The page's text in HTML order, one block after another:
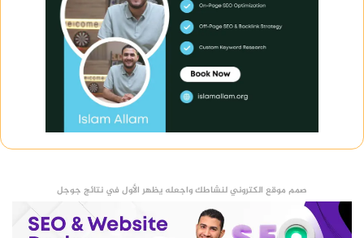
صمم موقع الكتروني لنشاطك واجعله يظهر الأول في نتائج جوجل